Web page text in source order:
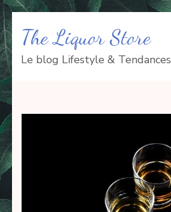
Aller
au
contenu
(Pressez
Entrée)
The Liquor Store
Le blog Lifestyle & Tendances